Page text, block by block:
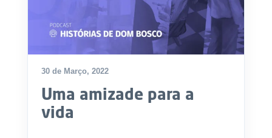
30 de Março, 2022
Uma amizade para a
vida